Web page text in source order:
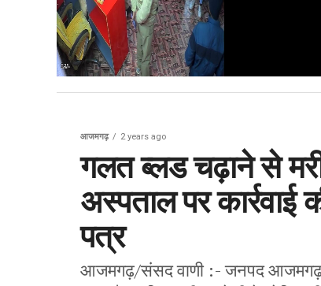
आजमगढ़ 2 years ago
गलत ब्लड चढ़ाने से
अस्पताल पर
पत्र
आजमगढ़/संसद वाणी :- जनपद आजमगढ़ में